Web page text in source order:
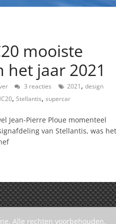
mooiste
het jaar 2021
3 reacties 2021, design
, Stellantis, supercar
Jean-Pierre Ploue momenteel
van Stellantis, was het
. Alle rechten voorbehouden.